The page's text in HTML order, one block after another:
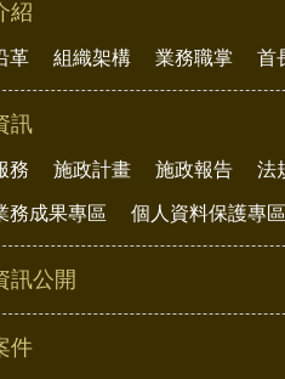
紹
革 組織架構 業務職掌 首
訊
務 施政計畫 施政報告 法
務成果專區 個人資料保護專區
訊公開
件